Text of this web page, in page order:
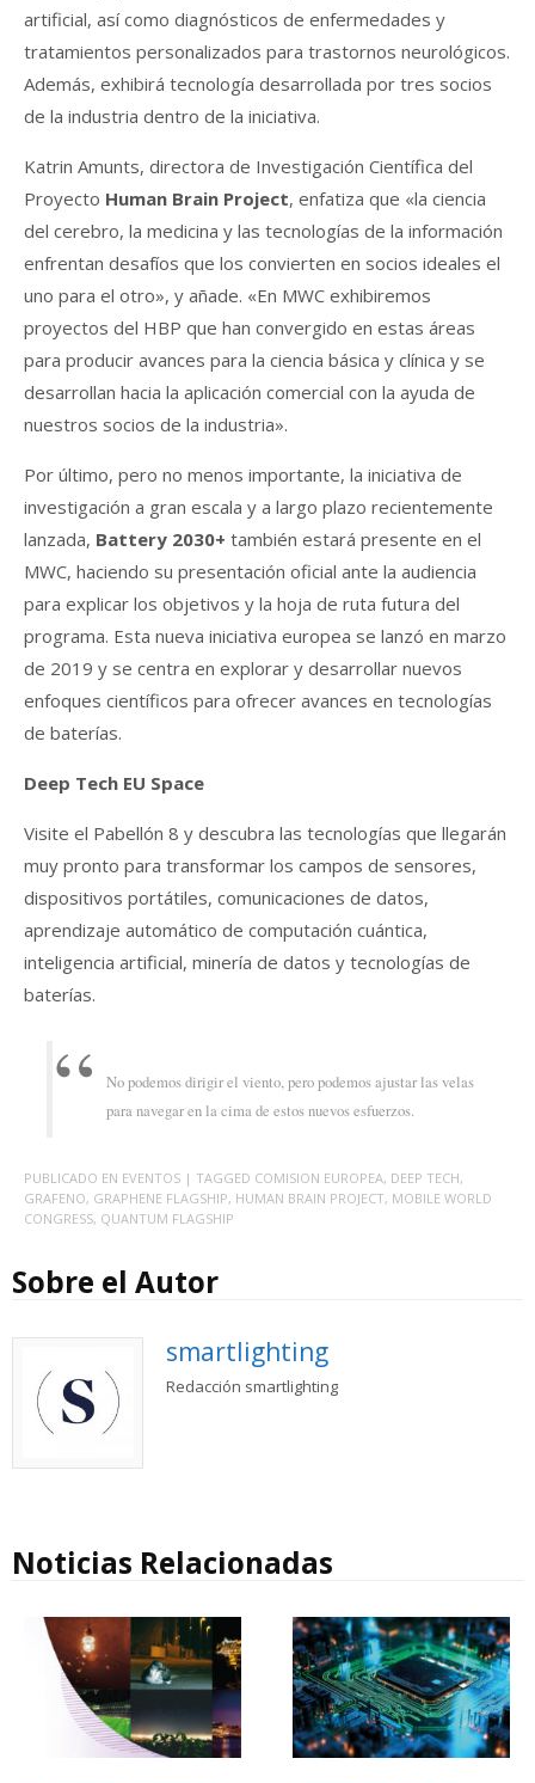
artificial, así como diagnósticos de enfermedades y
tratamientos personalizados para trastornos neurológicos.
Además, exhibirá tecnología desarrollada por tres socios
de la industria dentro de la iniciativa.
Katrin Amunts, directora de Investigación Científica del
Proyecto Human Brain Project, enfatiza que «la ciencia
del cerebro, la medicina y las tecnologías de la información
enfrentan desafíos que los convierten en socios ideales el
uno para el otro», y añade. «En MWC exhibiremos
proyectos del HBP que han convergido en estas áreas
para producir avances para la ciencia básica y clínica y se
desarrollan hacia la aplicación comercial con la ayuda de
nuestros socios de la industria».
Por último, pero no menos importante, la iniciativa de
investigación a gran escala y a largo plazo recientemente
lanzada, Battery 2030+ también estará presente en el
MWC, haciendo su presentación oficial ante la audiencia
para explicar los objetivos y la hoja de ruta futura del
programa. Esta nueva iniciativa europea se lanzó en marzo
de 2019 y se centra en explorar y desarrollar nuevos
enfoques científicos para ofrecer avances en tecnologías
de baterías.
Deep Tech EU Space
Visite el Pabellón 8 y descubra las tecnologías que llegarán
muy pronto para transformar los campos de sensores,
dispositivos portátiles, comunicaciones de datos,
aprendizaje automático de computación cuántica,
inteligencia artificial, minería de datos y tecnologías de
baterías.
No podemos dirigir el viento, pero podemos ajustar las velas
para navegar en la cima de estos nuevos esfuerzos.
PUBLICADO EN EVENTOS | TAGGED COMISION EUROPEA, DEEP TECH,
GRAFENO, GRAPHENE FLAGSHIP, HUMAN BRAIN PROJECT, MOBILE WORLD
CONGRESS, QUANTUM FLAGSHIP
Sobre el Autor
smartlighting
Redacción smartlighting
Noticias Relacionadas